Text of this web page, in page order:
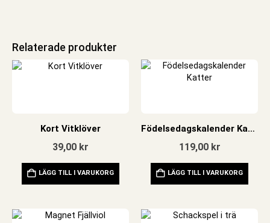
Relaterade produkter
Kort Vitklöver
39,00 kr
LÄGG TILL I VARUKORG
Födelsedagskalender Katter
119,00 kr
LÄGG TILL I VARUKORG